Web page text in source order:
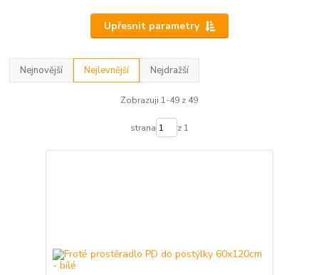
Upřesnit parametry
Nejnovější Nejlevnější Nejdražší
Zobrazuji 1-49 z 49
strana z 1